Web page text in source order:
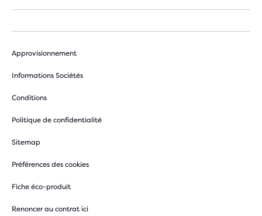
Approvisionnement
Informations Sociétés
Conditions
Politique de confidentialité
Sitemap
Préférences des cookies
Fiche éco-produit
Renoncer au contrat ici